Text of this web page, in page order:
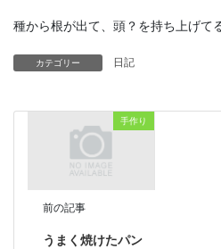
種から根が出て、頭？を持ち上げて
カテゴリー 日記
手作り
前の記事
うまく焼けたパン